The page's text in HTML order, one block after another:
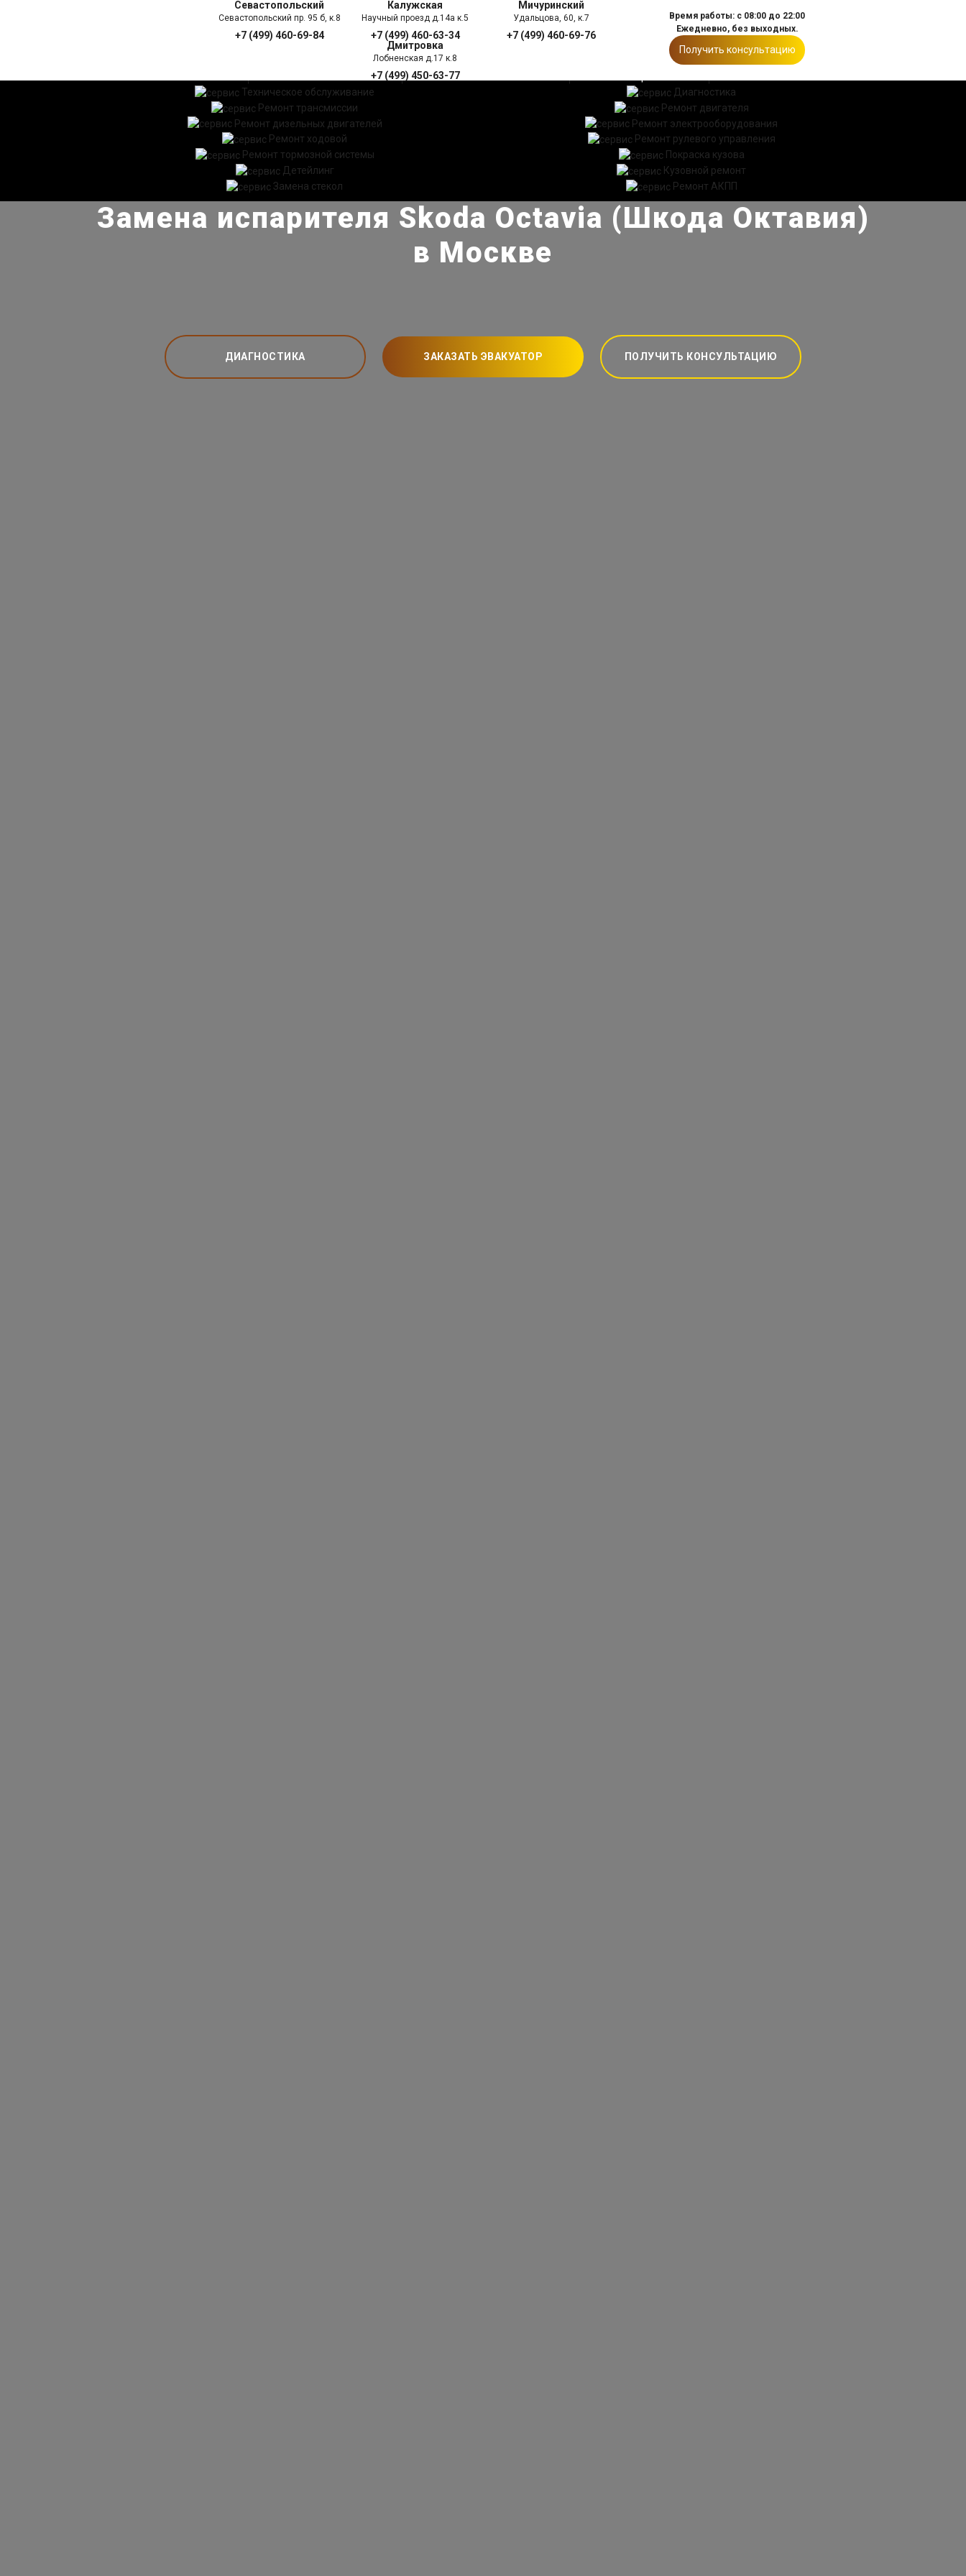
Севастопольский
Севастопольский пр. 95 б, к.8
+7 (499) 460-69-84
Калужская
Научный проезд д.14а к.5
+7 (499) 460-63-34
Мичуринский
Удальцова, 60, к.7
+7 (499) 460-69-76
Дмитровка
Лобненская д.17 к.8
+7 (499) 450-63-77
Время работы: с 08:00 до 22:00
Ежедневно, без выходных.
Получить консультацию
ПРАЙС ЛИСТ
Техническое обслуживание
Диагностика
Ремонт трансмиссии
Ремонт двигателя
Ремонт дизельных двигателей
Ремонт электрооборудования
Ремонт ходовой
Ремонт рулевого управления
Ремонт тормозной системы
Покраска кузова
Детейлинг
Кузовной ремонт
Замена стекол
Ремонт АКПП
Замена испарителя Skoda Octavia (Шкода Октавия)
в Москве
ДИАГНОСТИКА ЗАКАЗАТЬ ЭВАКУАТОР ПОЛУЧИТЬ КОНСУЛЬТАЦИЮ